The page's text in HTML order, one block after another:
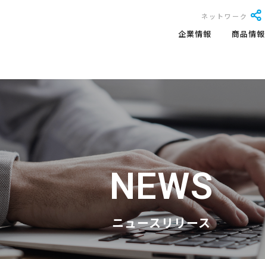
ネットワーク
企業情報 商品情報
NEWS
ニュースリリース